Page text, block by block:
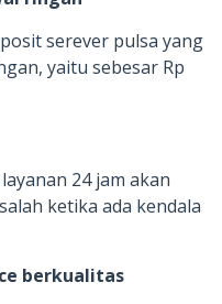
serever pulsa yang
yaitu sebesar Rp
24 jam akan
ketika ada kendala
berkualitas